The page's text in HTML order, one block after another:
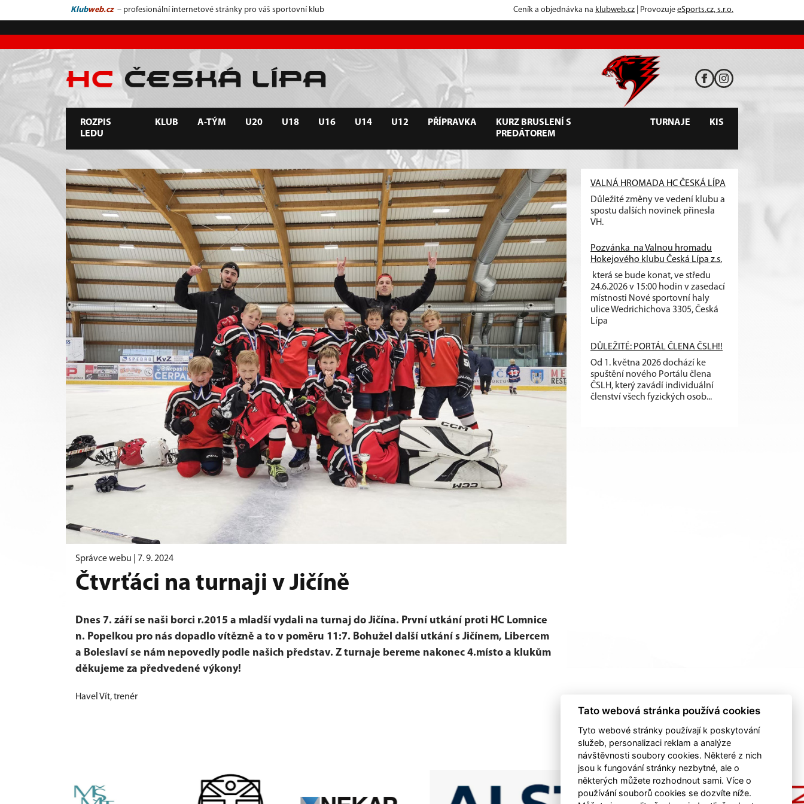
Klubweb.cz – profesionální internetové stránky pro váš sportovní klub Ceník a objednávka na klubweb.cz | Provozuje eSports.cz, s.r.o.
ROZPIS
LEDU
KLUB A-TÝM U20 U18 U16 U14 U12 PŘÍPRAVKA
KURZ BRUSLENÍ S
PREDÁTOREM
TURNAJE KIS
Správce webu | 7. 9. 2024
Čtvrťáci na turnaji v Jičíně
Dnes 7. září se naši borci r.2015 a mladší vydali na turnaj do Jičína. První utkání proti HC Lomnice
n. Popelkou pro nás dopadlo vítězně a to v poměru 11:7. Bohužel další utkání s Jičínem, Libercem
a Boleslaví se nám nepovedly podle našich představ. Z turnaje bereme nakonec 4.místo a klukům
děkujeme za předvedené výkony!
Havel Vít, trenér
VALNÁ HROMADA HC ČESKÁ LÍPA
Důležité změny ve vedení klubu a
spostu dalších novinek přinesla
VH.
Pozvánka na Valnou hromadu
Hokejového klubu Česká Lípa z.s.
která se bude konat, ve středu
24.6.2026 v 15:00 hodin v zasedací
místnosti Nové sportovní haly
ulice Wedrichichova 3305, Česká
Lípa
DŮLEŽITÉ: PORTÁL ČLENA ČSLH!!
Od 1. května 2026 dochází ke
spuštění nového Portálu člena
ČSLH, který zavádí individuální
členství všech fyzických osob...
Tato webová stránka používá cookies
Tyto webové stránky používají k poskytování
služeb, personalizaci reklam a analýze
návštěvnosti soubory cookies. Některé z nich
jsou k fungování stránky nezbytné, ale o
některých můžete rozhodnout sami. Více o
používání souborů cookies se dozvíte níže.